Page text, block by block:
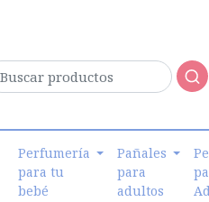
Perfumería
para tu
bebé
Pañales
para
adultos